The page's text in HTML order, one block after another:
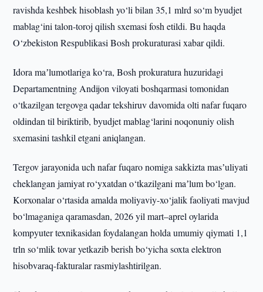
ravishda keshbek hisoblash yo‘li bilan 35,1 mlrd so‘m byudjet
mablag‘ini talon-toroj qilish sxemasi fosh etildi. Bu haqda
O‘zbekiston Respublikasi Bosh prokuraturasi xabar qildi.
Idora maʼlumotlariga ko‘ra, Bosh prokuratura huzuridagi
Departamentning Andijon viloyati boshqarmasi tomonidan
o‘tkazilgan tergovga qadar tekshiruv davomida olti nafar fuqaro
oldindan til biriktirib, byudjet mablag‘larini noqonuniy olish
sxemasini tashkil etgani aniqlangan.
Tergov jarayonida uch nafar fuqaro nomiga sakkizta masʼuliyati
cheklangan jamiyat ro‘yxatdan o‘tkazilgani maʼlum bo‘lgan.
Korxonalar o‘rtasida amalda moliyaviy-xo‘jalik faoliyati mavjud
bo‘lmaganiga qaramasdan, 2026 yil mart–aprel oylarida
kompyuter texnikasidan foydalangan holda umumiy qiymati 1,1
trln so‘mlik tovar yetkazib berish bo‘yicha soxta elektron
hisobvaraq-fakturalar rasmiylashtirilgan.